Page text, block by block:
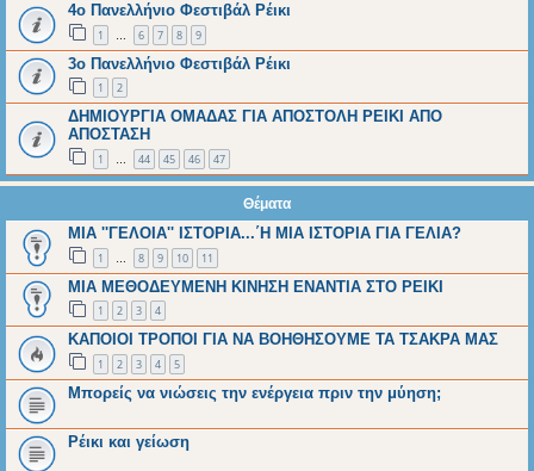
4ο Πανελλήνιο Φεστιβάλ Ρέικι
1 … 6 7 8 9
3ο Πανελλήνιο Φεστιβάλ Ρέικι
1 2
ΔΗΜΙΟΥΡΓΙΑ ΟΜΑΔΑΣ ΓΙΑ ΑΠΟΣΤΟΛΗ ΡΕΙΚΙ ΑΠΟ
ΑΠΟΣΤΑΣΗ
1 … 44 45 46 47
Θέματα
ΜΙΑ ''ΓΕΛOΙΑ'' ΙΣΤΟΡΙΑ...΄Η ΜΙΑ ΙΣΤΟΡΙΑ ΓΙΑ ΓΕΛΙΑ?
1 … 8 9 10 11
ΜΙΑ ΜΕΘΟΔΕΥΜΕΝΗ ΚΙΝΗΣΗ ΕΝΑΝΤΙΑ ΣΤΟ ΡΕΙΚΙ
1 2 3 4
ΚΑΠΟΙΟΙ ΤΡΟΠΟΙ ΓΙΑ ΝΑ ΒΟΗΘΗΣΟΥΜΕ ΤΑ ΤΣΑΚΡΑ ΜΑΣ
1 2 3 4 5
Μπορείς να νιώσεις την ενέργεια πριν την μύηση;
Ρέικι και γείωση